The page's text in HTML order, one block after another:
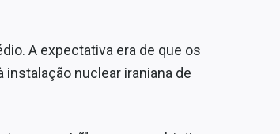
A expectativa era de que os
instalação nuclear iraniana de